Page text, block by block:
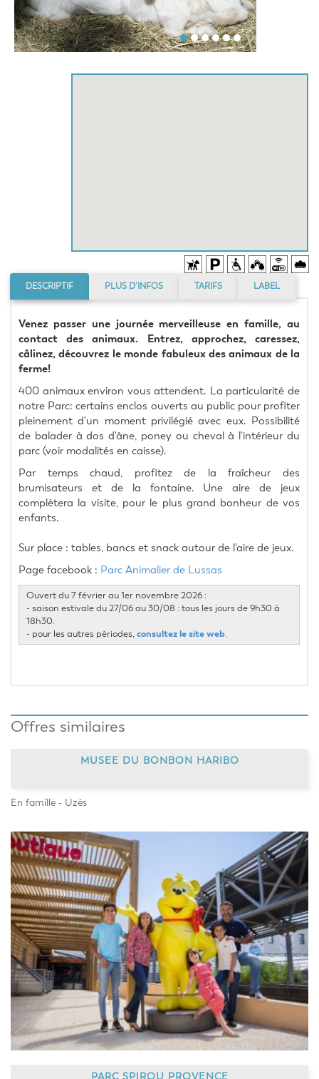
DESCRIPTIF PLUS D’INFOS TARIFS LABEL
Venez passer une journée merveilleuse en famille, au
contact des animaux. Entrez, approchez, caressez,
câlinez, découvrez le monde fabuleux des animaux de la
ferme!
400 animaux environ vous attendent. La particularité de
notre Parc: certains enclos ouverts au public pour profiter
pleinement d'un moment privilégié avec eux. Possibilité
de balader à dos d'âne, poney ou cheval à l'intérieur du
parc (voir modalités en caisse).
Par temps chaud, profitez de la fraîcheur des
brumisateurs et de la fontaine. Une aire de jeux
complètera la visite, pour le plus grand bonheur de vos
enfants.
Sur place : tables, bancs et snack autour de l'aire de jeux.
Page facebook : Parc Animalier de Lussas
Ouvert du 7 février au 1er novembre 2026 :
- saison estivale du 27/06 au 30/08 : tous les jours de 9h30 à
18h30.
- pour les autres périodes, consultez le site web.
Offres similaires
MUSEE DU BONBON HARIBO
En famille - Uzès